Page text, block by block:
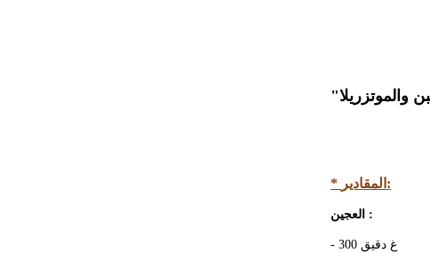
* المقادير:
العجين :
- 300 غ دقيق